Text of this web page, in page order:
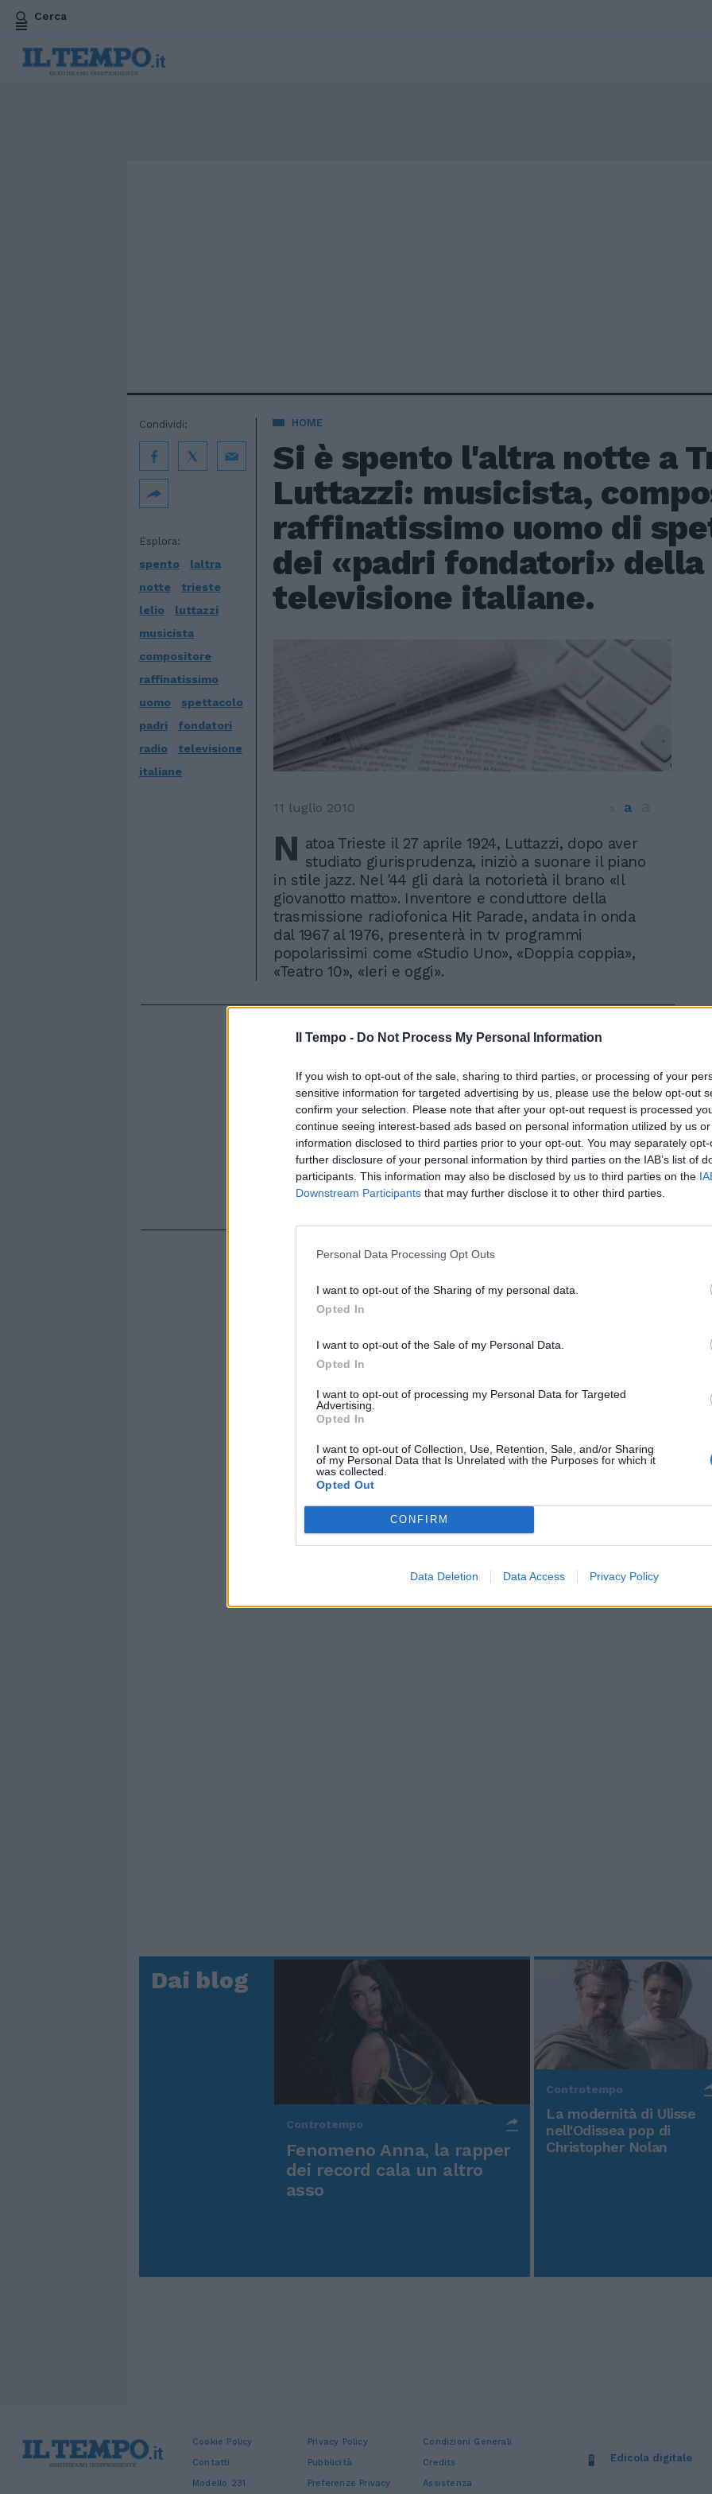
Il Tempo - Do Not Process My Personal Information
If you wish to opt-out of the sale, sharing to third parties, or processing of your
sensitive information for targeted advertising by us, please use the below opt-out
confirm your selection. Please note that after your opt-out request is processed
continue seeing interest-based ads based on personal information utilized by us
information disclosed to third parties prior to your opt-out. You may separately
further disclosure of your personal information by third parties on the IAB’s list of
participants. This information may also be disclosed by us to third parties on the
Downstream Participants that may further disclose it to other third parties.
Personal Data Processing Opt Outs
I want to opt-out of the Sharing of my personal data.
Opted In
I want to opt-out of the Sale of my Personal Data.
Opted In
I want to opt-out of processing my Personal Data for Targeted
Advertising.
Opted In
I want to opt-out of Collection, Use, Retention, Sale, and/or Sharing
of my Personal Data that Is Unrelated with the Purposes for which it
was collected.
Opted Out
CONFIRM
Data Deletion Data Access Privacy Policy
Cerca
HOME
Si è spento l'altra notte a
Luttazzi: musicista,
raffinatissimo uomo di
dei «padri fondatori» della
televisione italiane.
Esplora:
spento
laltra
notte
trieste
lelio
luttazzi
musicista
compositore
raffinatissimo
uomo
spettacolo
padri
fondatori
radio
televisione
italiane
Condividi:
11 luglio 2010 a
N atoa Trieste il 27 aprile 1924, Luttazzi, dopo aver
studiato giurisprudenza, iniziò a suonare il piano
in stile jazz. Nel '44 gli darà la notorietà il brano «Il
giovanotto matto». Inventore e conduttore della
trasmissione radiofonica Hit Parade, andata in onda
dal 1967 al 1976, presenterà in tv programmi
popolarissimi come «Studio Uno», «Doppia coppia»,
«Teatro 10», «Ieri e oggi».
Rudy Giuliani a Come States?
Dai blog
Controtempo
Fenomeno Anna, la rapper
dei record cala un altro
asso
Controtempo
La modernità di Ulisse
nell'Odissea pop di
Christopher Nolan
Cookie Policy Privacy Policy
Condizioni Generali
Contatti
Pubblicità
Credits
Modello 231
Preferenze Privacy Assistenza
Edicola digitale